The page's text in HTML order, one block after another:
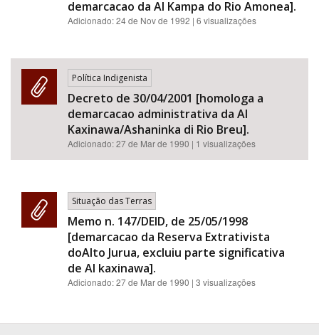
demarcacao da AI Kampa do Rio Amonea].
Adicionado:24 de Nov de 1992 | 6 visualizações
Política Indigenista
Decreto de 30/04/2001 [homologa a
demarcacao administrativa da AI
Kaxinawa/Ashaninka di Rio Breu].
Adicionado:27 de Mar de 1990 | 1 visualizações
Situação das Terras
Memo n. 147/DEID, de 25/05/1998
[demarcacao da Reserva Extrativista
doAlto Jurua, excluiu parte significativa
de AI kaxinawa].
Adicionado:27 de Mar de 1990 | 3 visualizações